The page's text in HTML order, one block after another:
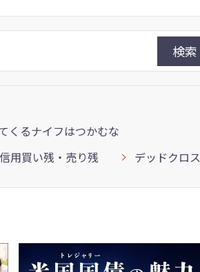
検索
くるナイフはつかむな
信用買い残・売り残 デッドクロス